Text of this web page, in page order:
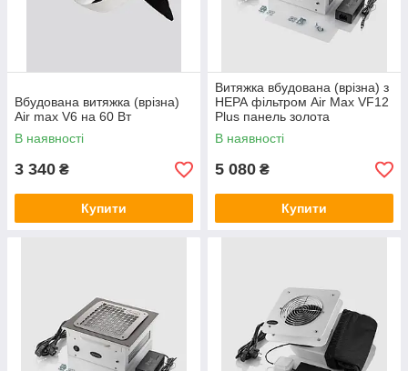
Оплата може бути як на рахунок, так і при отриманні
Дізнатися більше про нас
Інноваційні манікюрні
витяжки для справжніх
професіоналів!
Вбудована витяжка (врізна)
Air max V6 на 60 Вт
В наявності
3 340 ₴
Купити
Витяжка вбудована (врізна) з
НЕРА фільтром Air Max VF12
Plus панель золота
В наявності
5 080 ₴
Купити